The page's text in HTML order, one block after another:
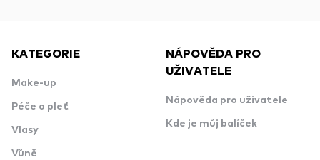
KATEGORIE
Make-up
Péče o pleť
Vlasy
Vůně
NÁPOVĚDA PRO
UŽIVATELE
Nápověda pro uživatele
Kde je můj balíček